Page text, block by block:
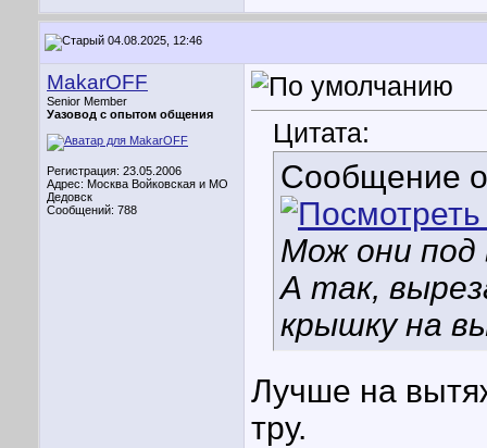
04.08.2025, 12:46
MakarOFF
Senior Member
Уазовод с опытом общения
Регистрация: 23.05.2006
Адрес: Москва Войковская и МО
Дедовск
Сообщений: 788
Цитата:
Сообщение
Мож они под
А так,
крышку на
Лучше на
тру.